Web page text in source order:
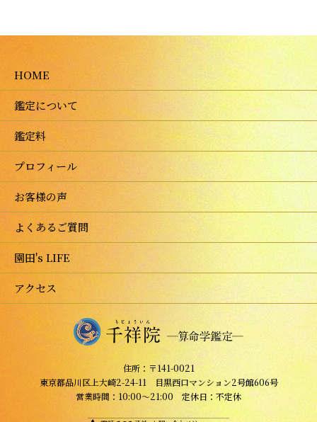
HOME
鑑定について
鑑定料
プロフィール
お客様の声
よくあるご質問
園田's LIFE
アクセス
住所：〒141-0021
東京都品川区上大崎2-24-11 目黒西口マンション2号館606号
営業時間：10:00～21:00 定休日：不定休